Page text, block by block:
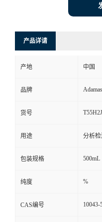
产品详请
产地 中国
品牌 Adamas
货号
用途 分析检
包装规格 500mL
纯度 %
CAS编号 10043-